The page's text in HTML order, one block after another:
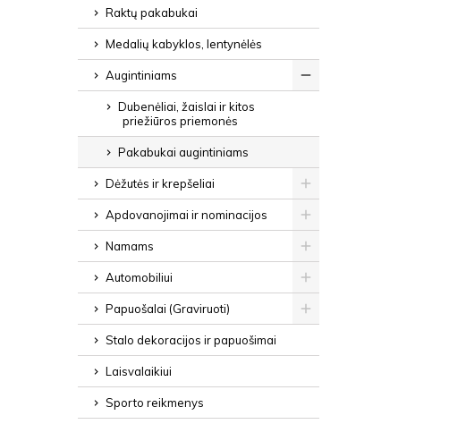
Raktų pakabukai
Medalių kabyklos, lentynėlės
Augintiniams
Dubenėliai, žaislai ir kitos
priežiūros priemonės
Pakabukai augintiniams
Dėžutės ir krepšeliai
Apdovanojimai ir nominacijos
Namams
Automobiliui
Papuošalai (Graviruoti)
Stalo dekoracijos ir papuošimai
Laisvalaikiui
Sporto reikmenys